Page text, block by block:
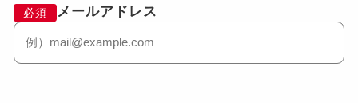
メールアドレス
必須